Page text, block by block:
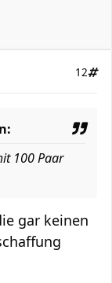
12
100 Paar
gar keinen